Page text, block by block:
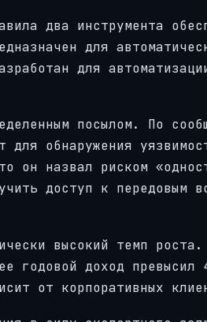
два инструмента
для
для
посылом. По
для обнаружения
он назвал риском
доступ к передовым
высокий темп роста.
годовой доход
от корпоративных